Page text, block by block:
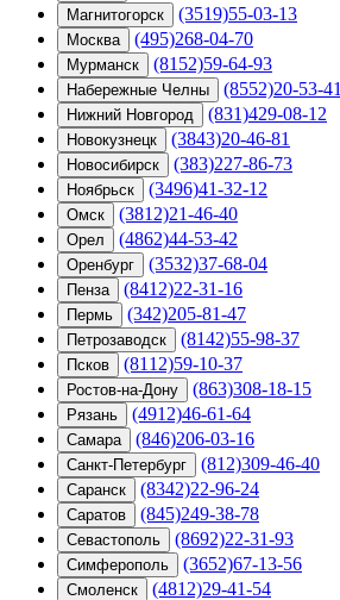
Магнитогорск (3519)55-03-13
Москва (495)268-04-70
Мурманск (8152)59-64-93
Набережные Челны (8552)20-53-41
Нижний Новгород (831)429-08-12
Новокузнецк (3843)20-46-81
Новосибирск (383)227-86-73
Ноябрьск (3496)41-32-12
Омск (3812)21-46-40
Орел (4862)44-53-42
Оренбург (3532)37-68-04
Пенза (8412)22-31-16
Пермь (342)205-81-47
Петрозаводск (8142)55-98-37
Псков (8112)59-10-37
Ростов-на-Дону (863)308-18-15
Рязань (4912)46-61-64
Самара (846)206-03-16
Санкт-Петербург (812)309-46-40
Саранск (8342)22-96-24
Саратов (845)249-38-78
Севастополь (8692)22-31-93
Симферополь (3652)67-13-56
Смоленск (4812)29-41-54